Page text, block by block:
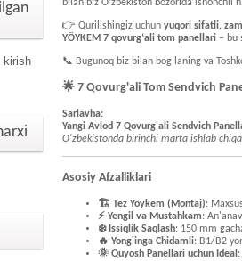
kirish
bilan biz O‘zbekiston bozorida ishonchli
👉 Qurilishingiz uchun yuqori sifatli,
YÖYKEM 7 qovurg‘ali tom panellari – bu
📞 Bugunoq biz bilan bog‘laning va
🌟 7 Qovurg'ali Tom Sendvich
Sarlavha:
Yangi Avlod 7 Qovurg'ali Sendvich
O'zbekistonda birinchi marta ishlab
Asosiy Afzalliklari
🏗️ Tez Yöykem (Montaj):
⚡️ Yengil va Mustahkam:
❄️ Issiqlik Saqlash: 150 mm
🔥 Yong'inga Chidamli: B1/B2
🌞 Quyosh Panellari uchun Ideal